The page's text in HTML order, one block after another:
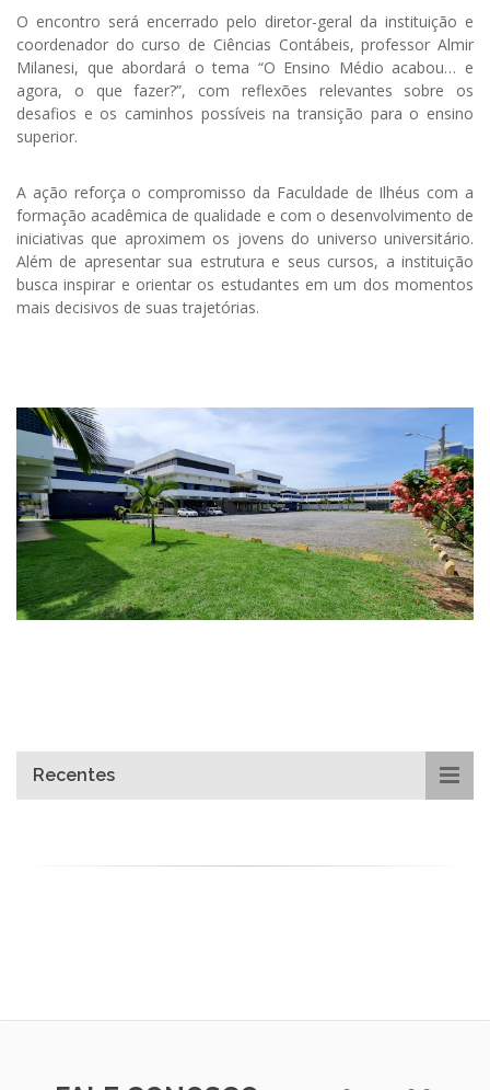
O encontro será encerrado pelo diretor-geral da instituição e
coordenador do curso de Ciências Contábeis, professor Almir
Milanesi, que abordará o tema “O Ensino Médio acabou… e
agora, o que fazer?”, com reflexões relevantes sobre os
desafios e os caminhos possíveis na transição para o ensino
superior.
A ação reforça o compromisso da Faculdade de Ilhéus com a
formação acadêmica de qualidade e com o desenvolvimento de
iniciativas que aproximem os jovens do universo universitário.
Além de apresentar sua estrutura e seus cursos, a instituição
busca inspirar e orientar os estudantes em um dos momentos
mais decisivos de suas trajetórias.
Recentes